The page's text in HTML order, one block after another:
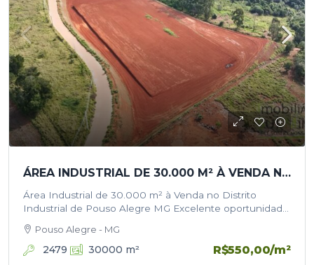
ÁREA INDUSTRIAL DE 30.000 M² À VENDA NO DISTRITO INDUSTRIAL DE POUSO ALEGRE/MG
Área Industrial de 30.000 m² à Venda no Distrito
Industrial de Pouso Alegre MG Excelente oportunidade
industrial pronta para implantação…
Pouso Alegre - MG
2479 30000 m² R$550,00/m²